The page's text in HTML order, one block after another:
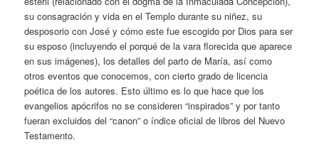
su consagración y vida en el Templo durante su niñez, su
desposorio con José y cómo este fue escogido por Dios para ser
su esposo (incluyendo el porqué de la vara florecida que aparece
en sus imágenes), los detalles del parto de María, así como
otros eventos que conocemos, con cierto grado de licencia
poética de los autores. Esto último es lo que hace que los
evangelios apócrifos no se consideren “inspirados” y por tanto
fueran excluidos del “canon” o índice oficial de libros del Nuevo
Testamento.